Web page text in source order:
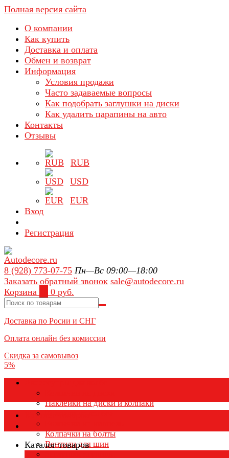
Полная версия сайта
О компании
Как купить
Доставка и оплата
Обмен и возврат
Информация
Условия продажи
Часто задаваемые вопросы
Как подобрать заглушки на диски
Как удалить царапины на авто
Контакты
Отзывы
RUB
USD
EUR
Вход
Регистрация
8 (928) 773-07-75 Пн—Вс 09:00—18:00
Заказать обратный звонок sale@autodecore.ru
Корзина
0 руб.
Доставка по Росии и СНГ
Оплата онлайн без комиссии
Скидка за самовывоз
5%
Наклейки на диски и колпаки
Колпаки на колеса
Колпачки на болты
Вентили для шин
Каталог товаров
Каталог товаров